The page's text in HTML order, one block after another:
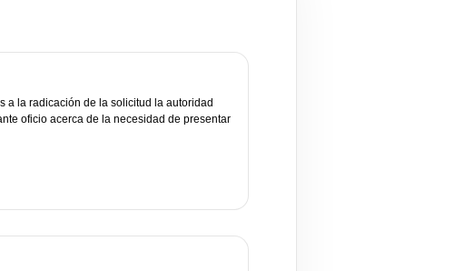
a la radicación de la solicitud la autoridad
oficio acerca de la necesidad de presentar